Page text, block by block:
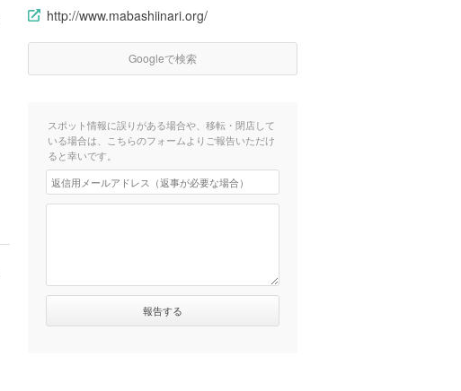
http://www.mabashiinari.org/
Googleで検索
スポット情報に誤りがある場合や、移転・閉店して
いる場合は、こちらのフォームよりご報告いただけ
ると幸いです。